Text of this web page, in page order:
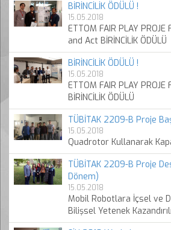
BİRİNCİLİK ÖDÜLÜ !
15.05.2018
ETTOM FAIR PLAY
and Act BİRİNCİLİK ÖDÜLÜ
BİRİNCİLİK ÖDÜLÜ !
15.05.2018
ETTOM FAIR PLAY PROJE
BİRİNCİLİK ÖDÜLÜ
TÜBİTAK 2209-B Proje
15.05.2018
Quadrotor Kullanarak
TÜBİTAK 2209-B Proje
Dönem)
15.05.2018
Mobil Robotlara İçsel ve
Bilişsel Yetenek